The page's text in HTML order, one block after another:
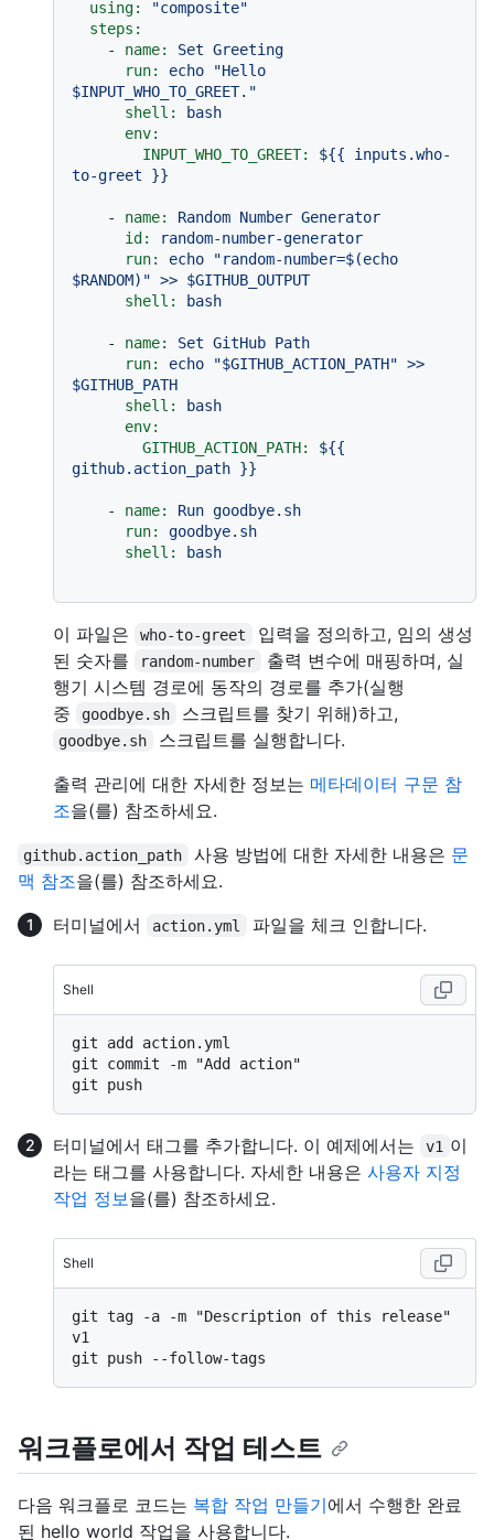
using:
"composite"
steps:
-
name: Set Greeting
run:
echo
"Hello
$INPUT_WHO_TO_GREET."
shell:
bash
env:
INPUT_WHO_TO_GREET:
${{
inputs.who-
to-greet
}}
- name: Random Number Generator
id:
random-number-generator
run:
echo
"random-number=$(echo
$RANDOM)" >> $GITHUB_OUTPUT
shell:
bash
- name: Set GitHub Path
run:
echo "$GITHUB_ACTION_PATH" >>
$GITHUB_PATH
shell:
bash
env:
GITHUB_ACTION_PATH:
${{
github.action_path }}
- name: Run goodbye.sh
run:
goodbye.sh
shell:
bash
이 파일은 who-to-greet
입력을 정의하고, 임의 생성
된 숫자를
random-number
출력 변수에 매핑하며, 실
행기 시스템 경로에 동작의 경로를 추가(실행
중
goodbye.sh 스크립트를 찾기 위해)하고,
goodbye.sh
스크립트를 실행합니다.
출력 관리에 대한 자세한 정보는 메타데이터 구문 참
조을(를) 참조하세요.
github.action_path 사용 방법에 대한 자세한 내용은 문
맥 참조을(를) 참조하세요.
터미널에서
action.yml 파일을 체크 인합니다.
Shell
git add action.yml
git commit -m "Add action"
터미널에서 태그를 추가합니다. 이 예제에서는 v1 이
라는 태그를 사용합니다. 자세한 내용은 사용자 지정
작업 정보 을(를) 참조하세요.
Shell
git tag -a -m "Description of this release"
v1
워크플로에서 작업 테스트
다음 워크플로 코드는 복합 작업 만들기에서 수행한 완료
된 hello world 작업을 사용합니다.